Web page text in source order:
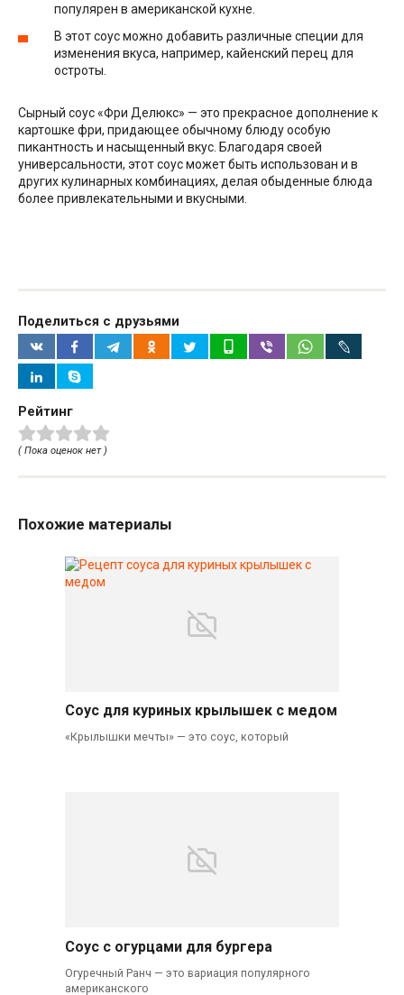
популярен в американской кухне.
В этот соус можно добавить различные специи для
изменения вкуса, например, кайенский перец для
остроты.
Сырный соус «Фри Делюкс» — это прекрасное дополнение к
картошке фри, придающее обычному блюду особую
пикантность и насыщенный вкус. Благодаря своей
универсальности, этот соус может быть использован и в
других кулинарных комбинациях, делая обыденные блюда
более привлекательными и вкусными.
Поделиться с друзьями
Рейтинг
( Пока оценок нет )
Похожие материалы
Соус для куриных крылышек с медом
«Крылышки мечты» — это соус, который
Соус с огурцами для бургера
Огуречный Ранч — это вариация популярного
американского